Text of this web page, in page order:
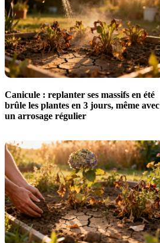
Canicule : replanter ses massifs en été
brûle les plantes en 3 jours, même avec
un arrosage régulier